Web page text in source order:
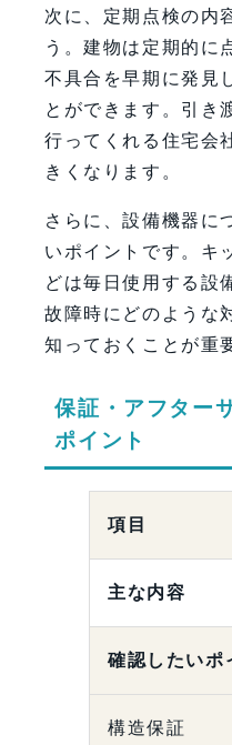
次に、定期点検の内
う。建物は定期的に
不具合を早期に発見
とができます。引き
行ってくれる住宅会
きくなります。
さらに、設備機器に
いポイントです。キ
どは毎日使用する設
故障時にどのような
知っておくことが重
保証・アフター
ポイント
項目
主な内容
確認したいポ
構造保証